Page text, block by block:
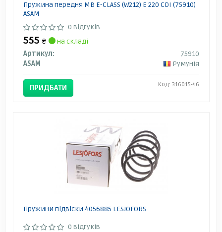
Пружина передня MB E-CLASS (W212) E 220 CDI (75910)
ASAM
0 відгуків
555 ₴
на складі
Артикул:
75910
ASAM
Румунія
ПРИДБАТИ Код: 316015-46
Пружини підвіски 4056885 LESJOFORS
0 відгуків